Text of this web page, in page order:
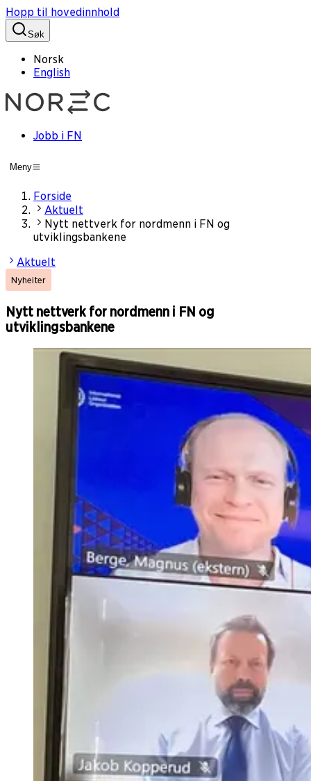
Hopp til hovedinnhold
Søk
Norsk
English
Jobb i FN
Meny
Forside
Aktuelt
Nytt nettverk for nordmenn i FN og
utviklingsbankene
Aktuelt
Nyheiter
Nytt nettverk for nordmenn i FN og
utviklingsbankene